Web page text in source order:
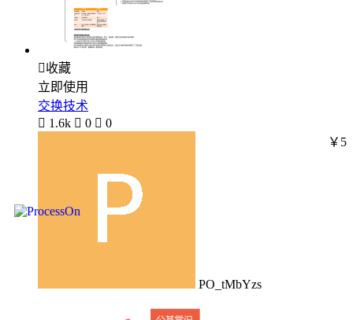
收藏
立即使用
交换技术
 1.6k  0  0
PO_tMbYzs
￥5